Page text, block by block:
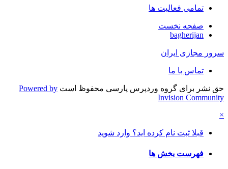
تمامی فعالیت ها
صفحه نخست
bagherijan
سرور مجازی ایران
تماس با ما
حق نشر برای گروه وردپرس پارسی محفوظ است Powered by
Invision Community
×
قبلا ثبت نام کرده اید؟ وارد شوید
فهرست بخش ها